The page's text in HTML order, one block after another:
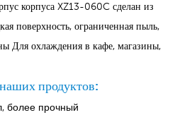
корпуса XZ13-060C сделан из
поверхность, ограниченная пыль,
Для охлаждения в кафе, магазины,
продуктов:
более прочный